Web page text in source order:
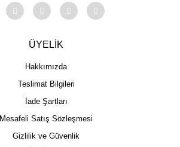
ÜYELİK
Hakkımızda
Teslimat Bilgileri
İade Şartları
Mesafeli Satış Sözleşmesi
Gizlilik ve Güvenlik